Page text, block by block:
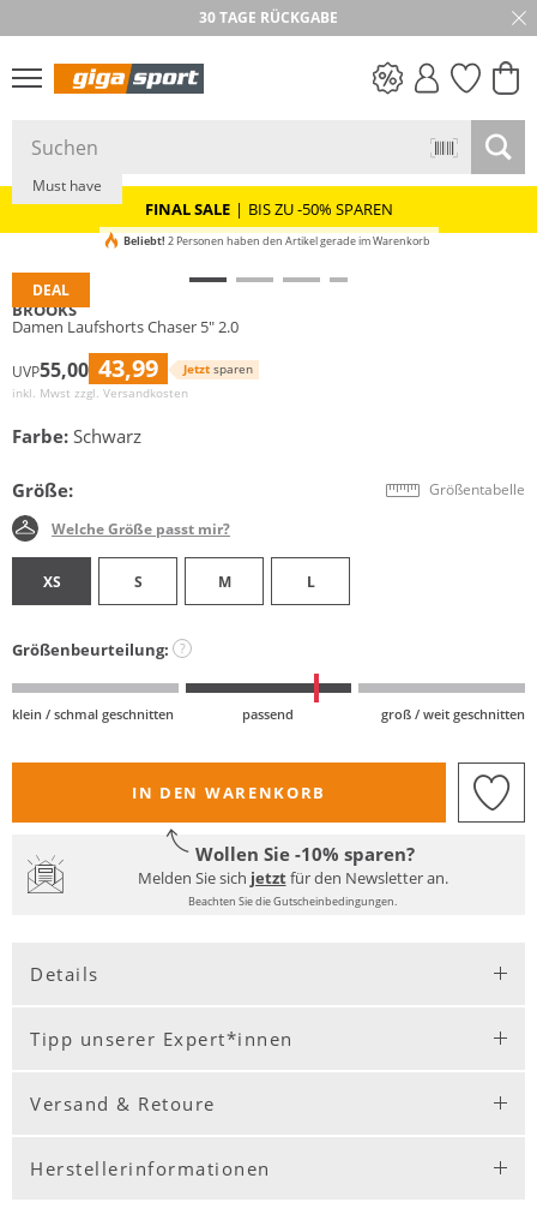
30 TAGE RÜCKGABE
PREIS & WERT
FINAL SALE | BIS ZU -50% SPAREN
DEAL
Must have
Beliebt! 2 Personen haben den Artikel gerade im Warenkorb
BROOKS
Damen Laufshorts Chaser 5" 2.0
UVP55,00 43,99 Jetzt sparen
inkl. Mwst zzgl. Versandkosten
Farbe: Schwarz
Größe: Größentabelle
Welche Größe passt mir?
XS S M L
Größenbeurteilung: ?
klein / schmal geschnitten passend groß / weit geschnitten
IN DEN WARENKORB
Wollen Sie -10% sparen?
Melden Sie sich jetztfür den Newsletter an.
Beachten Sie die Gutscheinbedingungen.
Details
Tipp unserer Expert*innen
Versand & Retoure
Herstellerinformationen